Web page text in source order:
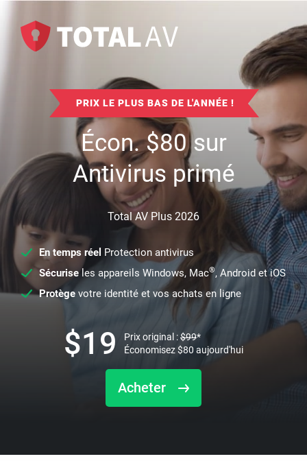
PRIX LE PLUS BAS DE L'ANNÉE !
Écon.$80sur
Antivirus primé
Total AV Plus 2026
En temps réel Protection antivirus
Sécuriseles appareils Windows, Mac®, Android et iOS
Protège votre identité et vos achats en ligne
Acheter
$19 Prix original :$99*
Économisez$80 aujourd'hui